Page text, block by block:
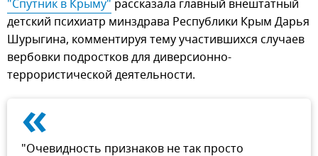
"Спутник в Крыму" рассказала главный внештатный
детский психиатр минздрава Республики Крым Дарья
Шурыгина, комментируя тему участившихся случаев
вербовки подростков для диверсионно-
террористической деятельности.
«
"Очевидность признаков не так просто